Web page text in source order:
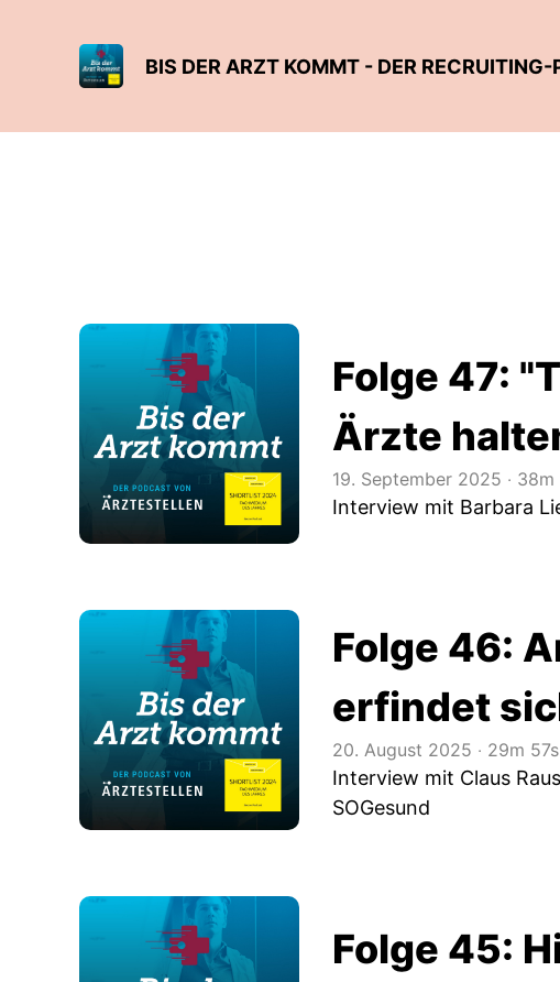
BIS DER ARZT KOMMT - DER
Folge 47:
Ärzte
19. September 2025 ‧ 38m
Interview mit Barbara
Folge 46:
erfindet
20. August 2025 ‧ 29m 57s
Interview mit Claus
SOGesund
Folge 45: